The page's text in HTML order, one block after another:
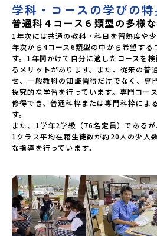
学科・コースの学びの特
普通科４コース６類型の多様
1年次には共通の教科・科目を習熟度や
年次から4コース6類型の中から希望する
す。1年間かけて自分に適したコースを
るメリットがあります。また、従来の普
せ、一般教科の知識習得だけでなく、専
探究的な学習を行っています。専門コー
修得でき、普通科枠または専門科枠によ
す。
また、1学年2学級（76名定員）であるが
1クラス平均在籍生徒数が約20人の少人
な指導を行っています。